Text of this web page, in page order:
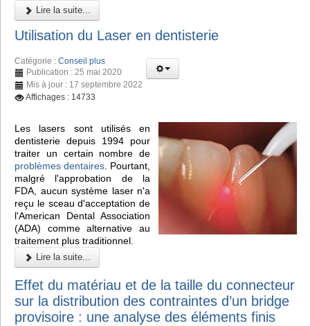
Lire la suite...
Utilisation du Laser en dentisterie
Catégorie : Conseil plus
Publication : 25 mai 2020
Mis à jour : 17 septembre 2022
Affichages : 14733
Les lasers sont utilisés en
dentisterie depuis 1994 pour
traiter un certain nombre de
problèmes dentaires . Pourtant,
malgré l'approbation de la
FDA, aucun système laser n'a
reçu le sceau d'acceptation de
l'American Dental Association
(ADA) comme alternative au
traitement plus traditionnel.
Lire la suite...
Effet du matériau et de la taille du connecteur
sur la distribution des contraintes d’un bridge
provisoire : une analyse des éléments finis